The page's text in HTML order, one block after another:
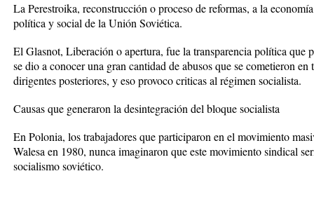
La Perestroika, reconstrucción o proceso de reformas, a la
política y social de la Unión Soviética.
El Glasnot, Liberación o apertura, fue la transparencia política que
se dio a conocer una gran cantidad de abusos que se cometieron
dirigentes posteriores, y eso provoco criticas al régimen socialista.
Causas que generaron la desintegración del bloque socialista
En Polonia, los trabajadores que participaron en el movimiento
Walesa en 1980, nunca imaginaron que este movimiento sindical
socialismo soviético.